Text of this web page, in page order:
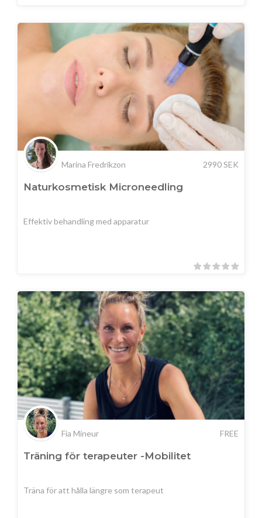
Marina Fredrikzon 2990SEK
Naturkosmetisk Microneedling
Effektiv behandling med apparatur
Fia Mineur FREE
Träning för terapeuter -Mobilitet
Träna för att hålla längre som terapeut